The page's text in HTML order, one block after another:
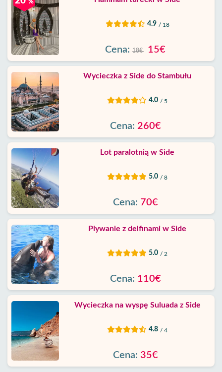
%
4.9 / 18
Cena: 18€ 15€
Wycieczka z Side do Stambułu
4.0 / 5
Cena: 260€
Lot paralotnią w Side
5.0 / 8
Cena: 70€
Plywanie z delfinami w Side
5.0 / 2
Cena: 110€
Wycieczka na wyspę Suluada z Side
4.8 / 4
Cena: 35€